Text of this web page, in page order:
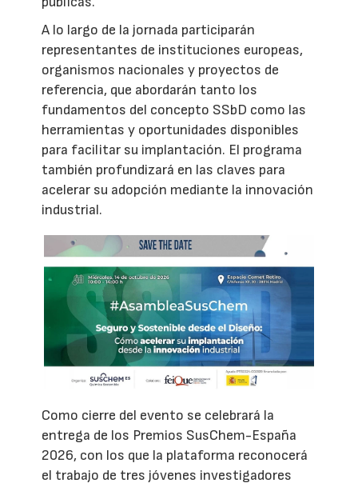
A lo largo de la jornada participarán
representantes de instituciones europeas,
organismos nacionales y proyectos de
referencia, que abordarán tanto los
fundamentos del concepto SSbD como las
herramientas y oportunidades disponibles
para facilitar su implantación. El programa
también profundizará en las claves para
acelerar su adopción mediante la innovación
industrial.
Como cierre del evento se celebrará la
entrega de los Premios SusChem-España
2026, con los que la plataforma reconocerá
el trabajo de tres jóvenes investigadores